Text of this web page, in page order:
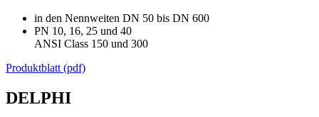
in den Nennweiten DN 50 bis DN 600
PN 10, 16, 25 und 40
ANSI Class 150 und 300
Produktblatt (pdf)
DELPHI